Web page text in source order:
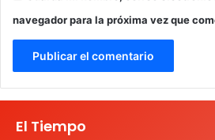
navegador para la próxima vez que
El Tiempo